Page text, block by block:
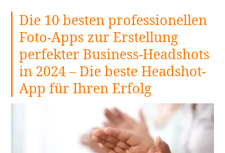
Die 10 besten professionellen
Foto-Apps zur Erstellung
perfekter Business-Headshots
in 2024 – Die beste Headshot-
App für Ihren Erfolg